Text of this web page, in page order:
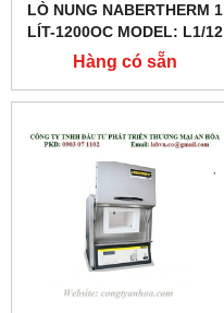
LÒ NUNG NABERTHERM 1
LÍT-1200OC MODEL: L1/12
Hàng có sẵn